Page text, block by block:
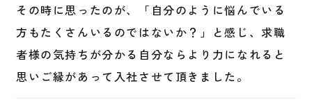
その時に思ったのが、「自分のように悩んでいる
方もたくさんいるのではないか？」と感じ、求職
者様の気持ちが分かる自分ならより力になれると
思いご縁があって入社させて頂きました。